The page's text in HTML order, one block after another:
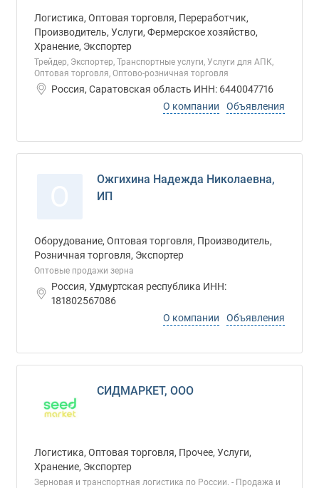
Логистика, Оптовая торговля, Переработчик,
Производитель, Услуги, Фермерское хозяйство,
Хранение, Экспортер
Трейдер, Экспортер, Транспортные услуги, Услуги для АПК,
Оптовая торговля, Оптово-розничная торговля
Россия, Саратовская область ИНН: 6440047716
О компании
Объявления
Ожгихина Надежда Николаевна,
ИП
Оборудование, Оптовая торговля, Производитель,
Розничная торговля, Экспортер
Оптовые продажи зерна
Россия, Удмуртская республика ИНН:
181802567086
О компании
Объявления
СИДМАРКЕТ, ООО
Логистика, Оптовая торговля, Прочее, Услуги,
Хранение, Экспортер
Зерновая и транспортная логистика по России. - Продажа и